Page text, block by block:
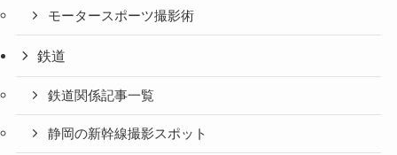
モータースポーツ撮影術
鉄道
鉄道関係記事一覧
静岡の新幹線撮影スポット